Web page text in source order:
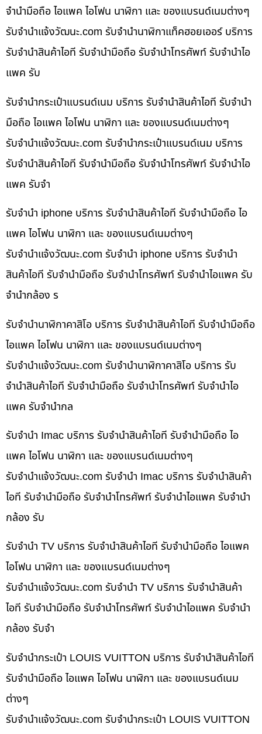
จำนำมือถือ ไอแพค ไอโฟน นาฬิกา และ ของแบรนด์เนมต่างๆ
รับจํานําแจ้งวัฒนะ.com รับจำนำนาฬิกาแท็คฮอยเออร์ บริการ
รับจำนำสินค้าไอที รับจำนำมือถือ รับจำนำโทรศัพท์ รับจำนำไอ
แพค รับ
รับจำนำกระเป๋าแบรนด์เนม บริการ รับจำนำสินค้าไอที รับจำนำ
มือถือ ไอแพค ไอโฟน นาฬิกา และ ของแบรนด์เนมต่างๆ
รับจํานําแจ้งวัฒนะ.com รับจำนำกระเป๋าแบรนด์เนม บริการ
รับจำนำสินค้าไอที รับจำนำมือถือ รับจำนำโทรศัพท์ รับจำนำไอ
แพค รับจำ
รับจำนำ iphone บริการ รับจำนำสินค้าไอที รับจำนำมือถือ ไอ
แพค ไอโฟน นาฬิกา และ ของแบรนด์เนมต่างๆ
รับจํานําแจ้งวัฒนะ.com รับจำนำ iphone บริการ รับจำนำ
สินค้าไอที รับจำนำมือถือ รับจำนำโทรศัพท์ รับจำนำไอแพค รับ
จำนำกล้อง ร
รับจำนำนาฬิกาคาสิโอ บริการ รับจำนำสินค้าไอที รับจำนำมือถือ
ไอแพค ไอโฟน นาฬิกา และ ของแบรนด์เนมต่างๆ
รับจํานําแจ้งวัฒนะ.com รับจำนำนาฬิกาคาสิโอ บริการ รับ
จำนำสินค้าไอที รับจำนำมือถือ รับจำนำโทรศัพท์ รับจำนำไอ
แพค รับจำนำกล
รับจำนำ Imac บริการ รับจำนำสินค้าไอที รับจำนำมือถือ ไอ
แพค ไอโฟน นาฬิกา และ ของแบรนด์เนมต่างๆ
รับจํานําแจ้งวัฒนะ.com รับจำนำ Imac บริการ รับจำนำสินค้า
ไอที รับจำนำมือถือ รับจำนำโทรศัพท์ รับจำนำไอแพค รับจำนำ
กล้อง รับ
รับจำนำ TV บริการ รับจำนำสินค้าไอที รับจำนำมือถือ ไอแพค
ไอโฟน นาฬิกา และ ของแบรนด์เนมต่างๆ
รับจํานําแจ้งวัฒนะ.com รับจำนำ TV บริการ รับจำนำสินค้า
ไอที รับจำนำมือถือ รับจำนำโทรศัพท์ รับจำนำไอแพค รับจำนำ
กล้อง รับจำ
รับจำนำกระเป๋า LOUIS VUITTON บริการ รับจำนำสินค้าไอที
รับจำนำมือถือ ไอแพค ไอโฟน นาฬิกา และ ของแบรนด์เนม
ต่างๆ
รับจํานําแจ้งวัฒนะ.com รับจำนำกระเป๋า LOUIS VUITTON